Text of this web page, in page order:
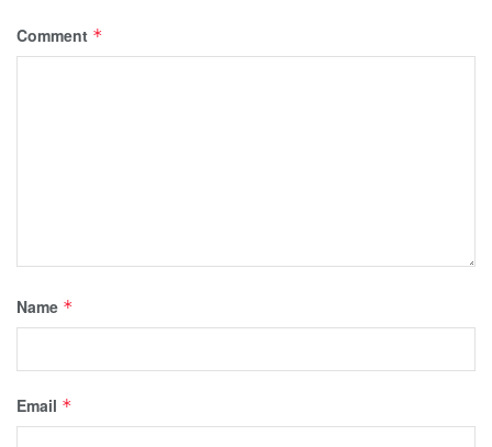
Comment *
Name *
Email *